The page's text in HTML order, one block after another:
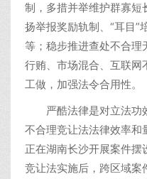
制，多措并举维护群寡短
扬举报奖励轨制、“耳目”
等；稳步推进查处不合理
行贿、市场混合、互联网
工做，加强法令合用性。
严酷法律是对立法功
不合理竞让法法律效率和
正在湖南长沙开展案件
竞让法实施后，跨区域案